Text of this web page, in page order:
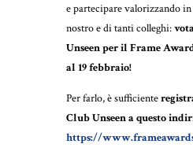
e partecipare valorizzando
nostro e di tanti colleghi:
Unseen per il Frame Award
al 19 febbraio!
Per farlo, è sufficiente
Club Unseen a questo
https://